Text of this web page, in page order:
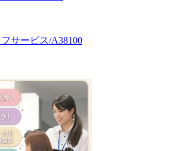
サービス/A38100